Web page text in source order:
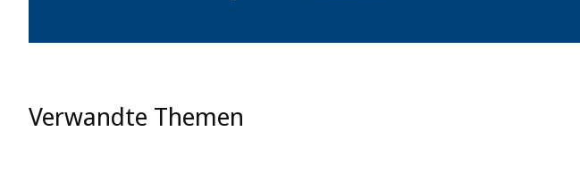
Verwandte Themen